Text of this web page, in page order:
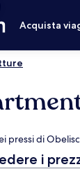
Acquista
pressi di
i